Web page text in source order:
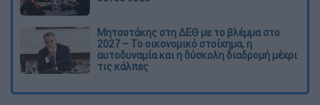
Μητσοτάκης στη ΔΕΘ με το βλέμμα στο
2027 – Το οικονομικό στοίχημα, η
αυτοδυναμία και η δύσκολη διαδρομή μέχρι
τις κάλπες